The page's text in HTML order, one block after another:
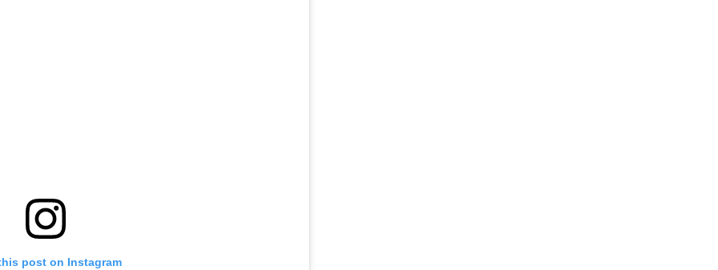
post on Instagram